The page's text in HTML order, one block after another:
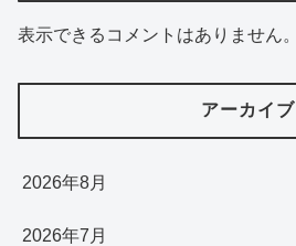
表示できるコメントはありません。
アーカイブ
2026年8月
2026年7月